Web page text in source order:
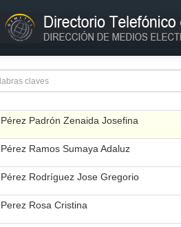
Perez Miguel A.
Pérez Ortega Carlos Roberto
Pérez Padrón Zenaida Josefina
Pérez Ramos Sumaya Adaluz
Pérez Rodríguez Jose Gregorio
Perez Rosa Cristina